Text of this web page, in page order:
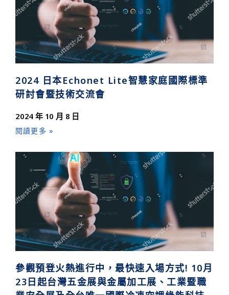
2024 日本Echonet Lite智慧家庭國際標準
研討會暨技術交流會
2024 年 10 月 8 日
閱讀更多 »
參觀預登火熱進行中，最快速入場方式! 10月
23日起台灣五金展與金屬加工展、工業暨職